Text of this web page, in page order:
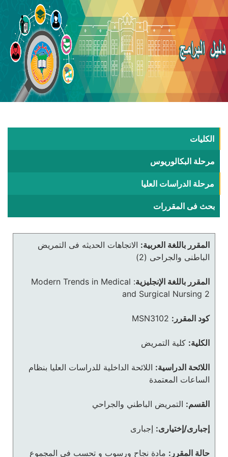
الكليات
مرحلة البكالوريوس
مرحلة الدراسات العليا
بحث فى المقررات
المقرر باللغة العربية: الاتجاهات الحديثه فى التمريض
الباطنى والجراحى (2)
المقرر باللغة الإنجليزية:
Modern Trends in Medical
and Surgical Nursing 2
كود المقرر: MSN3102
الكلية: كلية التمريض
اللائحة الدراسية: اللائحة الداخلية للدراسات العليا بنظام
الساعات المعتمدة
القسم: التمريض الباطني والجراحي
إجبارى/إختيارى: إجبارى
حالة المقرر: مادة نجاح ورسوب و تحسب في المجموع